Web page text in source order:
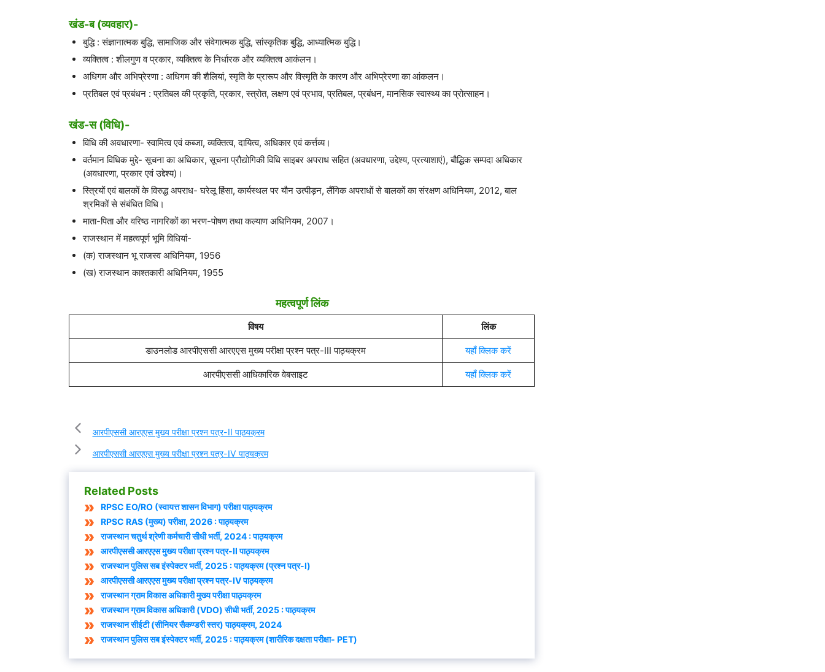
खंड-ब (व्यवहार)-
बुद्धि : संज्ञानात्मक बुद्धि, सामाजिक और संवेगात्मक बुद्धि, सांस्कृतिक बुद्धि, आध्यात्मिक बुद्धि।
व्यक्तित्व : शीलगुण व प्रकार, व्यक्तित्व के निर्धारक और व्यक्तित्व आकंलन।
अधिगम और अभिप्रेरणा : अधिगम की शैलियां, स्मृति के प्रारूप और विस्मृति के कारण और अभिप्रेरणा का आंकलन।
प्रतिबल एवं प्रबंधन : प्रतिबल की प्रकृति, प्रकार, स्त्रोत, लक्षण एवं प्रभाव, प्रतिबल, प्रबंधन, मानसिक स्वास्थ्य का प्रोत्साहन।
खंड-स (विधि)-
विधि की अवधारणा- स्वामित्व एवं कब्जा, व्यक्तित्व, दायित्व, अधिकार एवं कर्त्तव्य।
वर्तमान विधिक मुद्दे- सूचना का अधिकार, सूचना प्रौद्योगिकी विधि साइबर अपराध सहित (अवधारणा, उद्देश्य, प्रत्याशाएं), बौद्धिक सम्पदा अधिकार
(अवधारणा, प्रकार एवं उद्देश्य)।
स्त्रियों एवं बालकों के विरुद्ध अपराध- घरेलू हिंसा, कार्यस्थल पर यौन उत्पीड़न, लैंगिक अपराधों से बालकों का संरक्षण अधिनियम, 2012, बाल
श्रमिकों से संबंधित विधि।
माता-पिता और वरिष्ठ नागरिकों का भरण-पोषण तथा कल्याण अधिनियम, 2007।
राजस्थान में महत्वपूर्ण भूमि विधियां-
(क) राजस्थान भू राजस्व अधिनियम, 1956
(ख) राजस्थान काश्तकारी अधिनियम, 1955
महत्वपूर्ण लिंक
विषय लिंक
डाउनलोड आरपीएससी आरएएस मुख्य परीक्षा प्रश्न पत्र-III पाठ्यक्रम यहाँ क्लिक करें
आरपीएससी आधिकारिक वेबसाइट यहाँ क्लिक करें
आरपीएससी आरएएस मुख्य परीक्षा प्रश्न पत्र-II पाठ्यक्रम
आरपीएससी आरएएस मुख्य परीक्षा प्रश्न पत्र-IV पाठ्यक्रम
Related Posts
RPSC EO/RO (स्वायत्त शासन विभाग) परीक्षा पाठ्यक्रम
RPSC RAS (मुख्य) परीक्षा, 2026 : पाठ्यक्रम
राजस्थान चतुर्थ श्रेणी कर्मचारी सीधी भर्ती, 2024 : पाठ्यक्रम
आरपीएससी आरएएस मुख्य परीक्षा प्रश्न पत्र-II पाठ्यक्रम
राजस्थान पुलिस सब इंस्पेक्टर भर्ती, 2025 : पाठ्यक्रम (प्रश्न पत्र-I)
आरपीएससी आरएएस मुख्य परीक्षा प्रश्न पत्र-IV पाठ्यक्रम
राजस्थान ग्राम विकास अधिकारी मुख्य परीक्षा पाठ्यक्रम
राजस्थान ग्राम विकास अधिकारी (VDO) सीधी भर्ती, 2025 : पाठ्यक्रम
राजस्थान सीईटी (सीनियर सैकण्डरी स्तर) पाठ्यक्रम, 2024
राजस्थान पुलिस सब इंस्पेक्टर भर्ती, 2025 : पाठ्यक्रम (शारीरिक दक्षता परीक्षा- PET)